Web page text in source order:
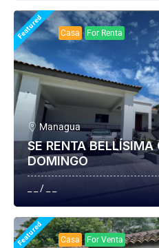
Featured Casa For Renta
Managua
SE RENTA
DOMINGO
_ _ / _ _
Featured Casa For Venta